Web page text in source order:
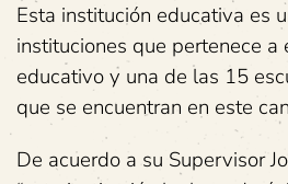
Esta institución educativa es
instituciones que pertenece a
educativo y una de las 15
que se encuentran en este
De acuerdo a su Supervisor